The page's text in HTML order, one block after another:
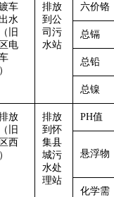
车
水
旧
电
排放
到公
司污
水站
六价铬
总镉
总铅
总镍
放
旧
西
排放
到怀
集县
城污
水处
理站
PH值
悬浮物
化学需